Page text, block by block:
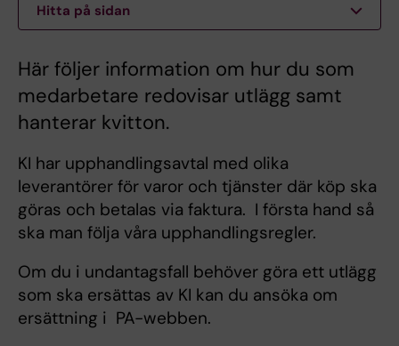
Hitta på sidan
Här följer information om hur du som
medarbetare redovisar utlägg samt
hanterar kvitton.
KI har upphandlingsavtal med olika
leverantörer för varor och tjänster där köp ska
göras och betalas via faktura. I första hand så
ska man följa våra upphandlingsregler.
Om du i undantagsfall behöver göra ett utlägg
som ska ersättas av KI kan du ansöka om
ersättning i PA-webben.